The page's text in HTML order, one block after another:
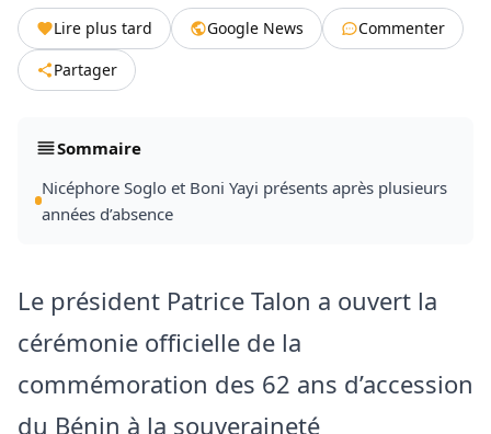
Lire plus tard Google News
Commenter
Partager
Sommaire
Nicéphore Soglo et Boni Yayi présents après plusieurs
années d’absence
Le président Patrice Talon a ouvert la
cérémonie officielle de la
commémoration des 62 ans d’accession
du Bénin à la souveraineté